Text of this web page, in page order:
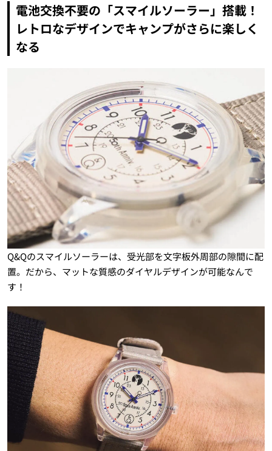
電池交換不要の「スマイルソーラー」搭載！
レトロなデザインでキャンプがさらに楽しく
なる
Q&Qのスマイルソーラーは、受光部を文字板外周部の隙間に配
置。だから、マットな質感のダイヤルデザインが可能なんで
す！